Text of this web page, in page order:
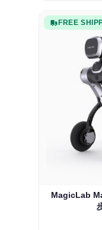
FREE
MagicLab